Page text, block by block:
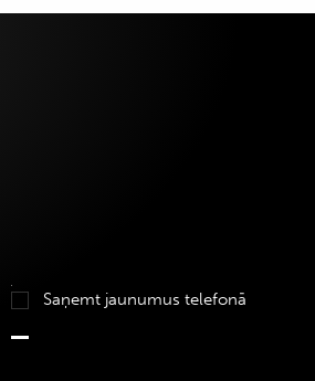
Saņemt jaunumus telefonā